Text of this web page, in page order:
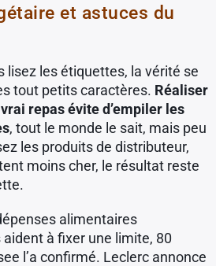
et astuces du
lisez les étiquettes, la vérité se
tout petits caractères. Réaliser
repas évite d’empiler les
, tout le monde le sait, mais peu
les produits de distributeur,
moins cher, le résultat reste
alimentaires
à fixer une limite, 80
l’a confirmé. Leclerc annonce